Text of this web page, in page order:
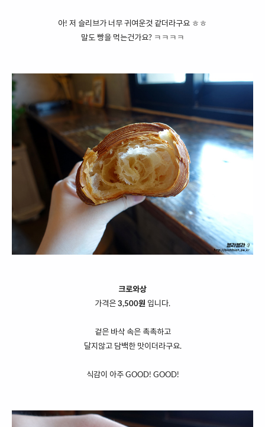
아! 저 슬리브가 너무 귀여운것 같더라구요 ㅎㅎ
말도 빵을 먹는건가요? ㅋㅋㅋㅋ
크로와상
가격은 3,500원 입니다.
겉은 바삭 속은 촉촉하고
달지않고 담백한 맛이더라구요.
식감이 아주 GOOD! GOOD!